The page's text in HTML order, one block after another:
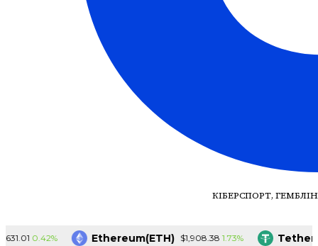
КІБЕРСПОРТ,
0.42% Ethereum(ETH) $1,908.38 1.73%